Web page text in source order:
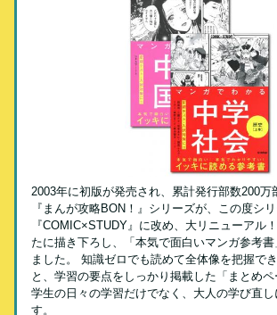
2003年に初版が発売され、累計発行部数200万
『まんが攻略BON！』シリーズが、この度シ
『COMIC×STUDY』に改め、大リニューア
たに描き下ろし、「本気で面白いマンガ参考書
ました。 知識ゼロでも読めて全体像を把握でき
と、学習の要点をしっかり掲載した「まとめ
学生の日々の学習だけでなく、大人の学び直
す。